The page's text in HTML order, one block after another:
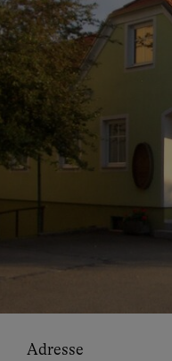
Adresse